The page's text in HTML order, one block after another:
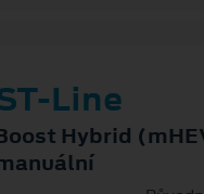
Line
Hybrid